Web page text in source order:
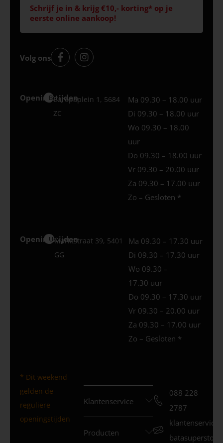
Schrijf je in & krijg €10,- korting* op je
eerste online aankoop!
Volg ons
Openingstijden
Best
Europaplein 1, 5684
ZC
Ma 09.30 – 18.00 uur
Di 09.30 – 18.00 uur
Wo 09.30 – 18.00
uur
Do 09.30 – 18.00 uur
Vr 09.30 – 20.00 uur
Za 09.30 – 17.00 uur
Zo – Gesloten *
Openingstijden
Uden
Marktstraat 39, 5401
GG
Ma 09.30 – 17.30 uur
Di 09.30 – 17.30 uur
Wo 09.30 –
17.30 uur
Do 09.30 – 17.30 uur
Vr 09.30 – 20.00 uur
Za 09.30 – 17.00 uur
Zo – Gesloten *
* Dit weekend
gelden de
reguliere
openingstijden
Klantenservice
Producten
088 228
2787